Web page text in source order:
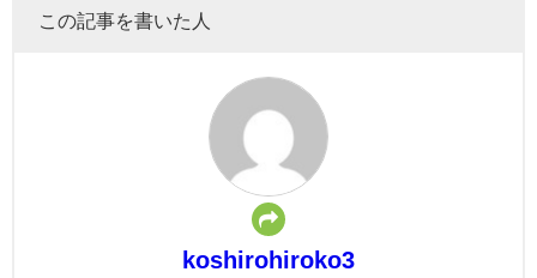
この記事を書いた人
koshirohiroko3